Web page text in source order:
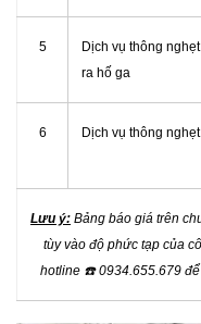
5
Dịch vụ thông
ra hố ga
6 Dịch vụ thông
Lưu ý: Bảng báo giá trên
tùy vào độ phức tạp của
hotline ☎️0934.655.679